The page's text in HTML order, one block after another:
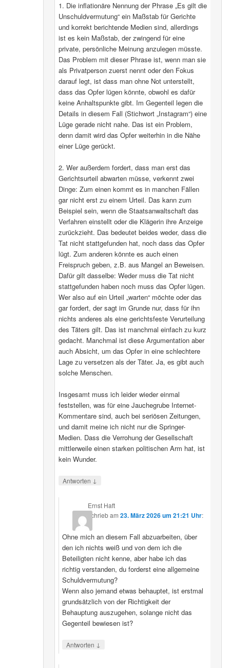
1. Die inflationäre Nennung der Phrase „Es gilt die
Unschuldvermutung“ ein Maßstab für Gerichte
und korrekt berichtende Medien sind, allerdings
ist es kein Maßstab, der zwingend für eine
private, persönliche Meinung anzulegen müsste.
Das Problem mit dieser Phrase ist, wenn man sie
als Privatperson zuerst nennt oder den Fokus
darauf legt, ist dass man ohne Not unterstellt,
dass das Opfer lügen könnte, obwohl es dafür
keine Anhaltspunkte gibt. Im Gegenteil legen die
Details in diesem Fall (Stichwort „Instagram“) eine
Lüge gerade nicht nahe. Das ist ein Problem,
denn damit wird das Opfer weiterhin in die Nähe
einer Lüge gerückt.
2. Wer außerdem fordert, dass man erst das
Gerichtsurteil abwarten müsse, verkennt zwei
Dinge: Zum einen kommt es in manchen Fällen
gar nicht erst zu einem Urteil. Das kann zum
Beispiel sein, wenn die Staatsanwaltschaft das
Verfahren einstellt oder die Klägerin ihre Anzeige
zurückzieht. Das bedeutet beides weder, dass die
Tat nicht stattgefunden hat, noch dass das Opfer
lügt. Zum anderen könnte es auch einen
Freispruch geben, z.B. aus Mangel an Beweisen.
Dafür gilt dasselbe: Weder muss die Tat nicht
stattgefunden haben noch muss das Opfer lügen.
Wer also auf ein Urteil „warten“ möchte oder das
gar fordert, der sagt im Grunde nur, dass für ihn
nichts anderes als eine gerichtsfeste Verurteilung
des Täters gilt. Das ist manchmal einfach zu kurz
gedacht. Manchmal ist diese Argumentation aber
auch Absicht, um das Opfer in eine schlechtere
Lage zu versetzen als der Täter. Ja, es gibt auch
solche Menschen.
Insgesamt muss ich leider wieder einmal
feststellen, was für eine Jauchegrube Internet-
Kommentare sind, auch bei seriösen Zeitungen,
und damit meine ich nicht nur die Springer-
Medien. Dass die Verrohung der Gesellschaft
mittlerweile einen starken politischen Arm hat, ist
kein Wunder.
Antworten ↓
Ernst Haft
schriebam23. März 2026 um 21:21 Uhr:
Ohne mich an diesem Fall abzuarbeiten, über
den ich nichts weiß und von dem ich die
Beteiligten nicht kenne, aber habe ich das
richtig verstanden, du forderst eine allgemeine
Schuldvermutung?
Wenn also jemand etwas behauptet, ist erstmal
grundsätzlich von der Richtigkeit der
Behauptung auszugehen, solange nicht das
Gegenteil bewiesen ist?
Antworten ↓